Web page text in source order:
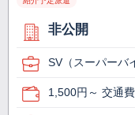
非公開
SV（スーパーバ
1,500円～ 交通